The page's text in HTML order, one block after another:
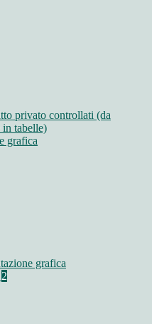
privato controllati (da
in tabelle)
grafica
grafica
2